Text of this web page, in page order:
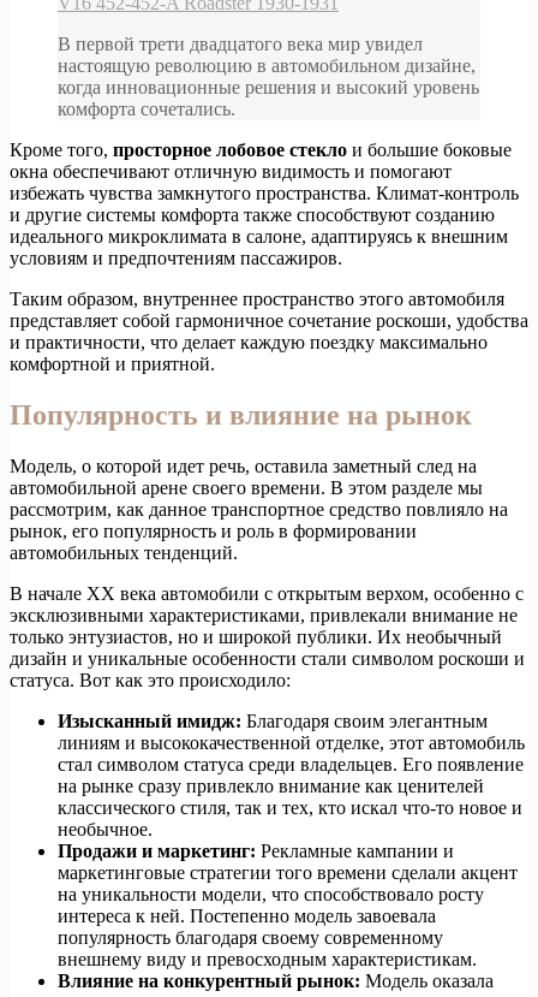
В первой трети двадцатого века мир увидел
настоящую революцию в автомобильном дизайне,
когда инновационные решения и высокий уровень
комфорта сочетались.
Кроме того, просторное лобовое стекло и большие боковые
окна обеспечивают отличную видимость и помогают
избежать чувства замкнутого пространства. Климат-контроль
и другие системы комфорта также способствуют созданию
идеального микроклимата в салоне, адаптируясь к внешним
условиям и предпочтениям пассажиров.
Таким образом, внутреннее пространство этого автомобиля
представляет собой гармоничное сочетание роскоши, удобства
и практичности, что делает каждую поездку максимально
комфортной и приятной.
Популярность и влияние на рынок
Модель, о которой идет речь, оставила заметный след на
автомобильной арене своего времени. В этом разделе мы
рассмотрим, как данное транспортное средство повлияло на
рынок, его популярность и роль в формировании
автомобильных тенденций.
В начале XX века автомобили с открытым верхом, особенно с
эксклюзивными характеристиками, привлекали внимание не
только энтузиастов, но и широкой публики. Их необычный
дизайн и уникальные особенности стали символом роскоши и
статуса. Вот как это происходило:
Изысканный имидж: Благодаря своим элегантным
линиям и высококачественной отделке, этот автомобиль
стал символом статуса среди владельцев. Его появление
на рынке сразу привлекло внимание как ценителей
классического стиля, так и тех, кто искал что-то новое и
необычное.
Продажи и маркетинг: Рекламные кампании и
маркетинговые стратегии того времени сделали акцент
на уникальности модели, что способствовало росту
интереса к ней. Постепенно модель завоевала
популярность благодаря своему современному
внешнему виду и превосходным характеристикам.
Влияние на конкурентный рынок: Модель оказала